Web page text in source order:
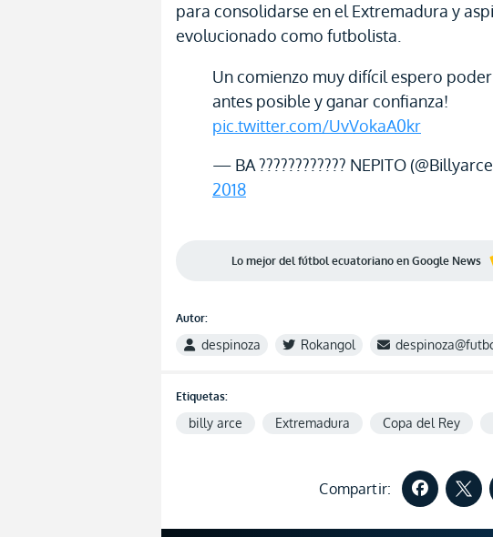
para consolidarse en el Extremadura y
evolucionado como futbolista.
Un comienzo muy difícil espero
antes posible y ganar confianza!
pic.twitter.com/UvVokaA0kr
— BA ???????????? NEPITO
2018
Lo mejor del fútbol ecuatoriano en Google News
Autor:
despinoza Rokangol
Etiquetas:
billy arce Extremadura Copa del Rey
Compartir: